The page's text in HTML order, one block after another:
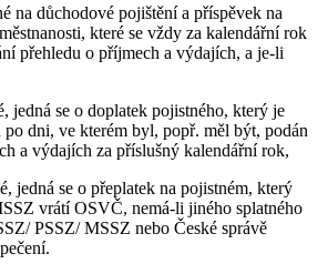
na důchodové pojištění a příspěvek na
které se vždy za kalendářní rok
přehledu o příjmech a výdajích, a je-li
jedná se o doplatek pojistného, který je
po dni, ve kterém byl, popř. měl být, podán
a výdajích za příslušný kalendářní rok,
jedná se o přeplatek na pojistném, který
vrátí OSVČ, nemá-li jiného splatného
PSSZ/ MSSZ nebo České správě